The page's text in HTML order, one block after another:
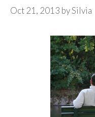
Oct 21, 2013 bySilvia